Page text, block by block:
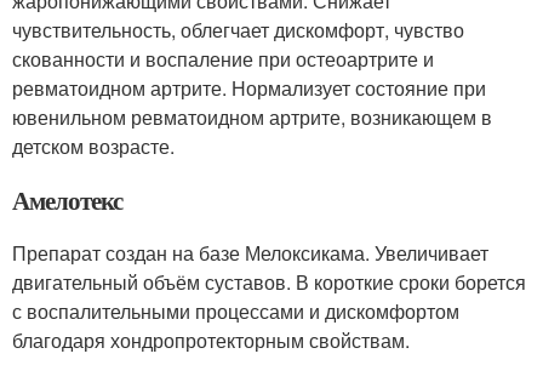
чувствительность, облегчает дискомфорт, чувство
скованности и воспаление при остеоартрите и
ревматоидном артрите. Нормализует состояние при
ювенильном ревматоидном артрите, возникающем в
детском возрасте.
Амелотекс
Препарат создан на базе Мелоксикама. Увеличивает
двигательный объём суставов. В короткие сроки борется
с воспалительными процессами и дискомфортом
благодаря хондропротекторным свойствам.